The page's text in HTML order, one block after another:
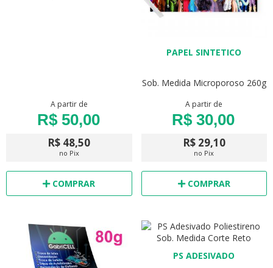
A partir de
R$ 50,00
R$ 48,50
no Pix
COMPRAR
PAPEL SINTETICO
Sob. Medida Microporoso 260g
A partir de
R$ 30,00
R$ 29,10
no Pix
COMPRAR
PS ADESIVADO